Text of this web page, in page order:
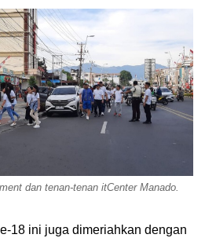
dan tenan-tenan itCenter Manado.
18 ini juga dimeriahkan dengan